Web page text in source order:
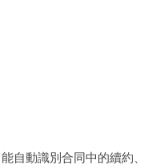
自動識別合同中的續約